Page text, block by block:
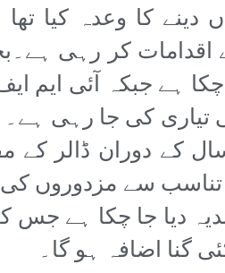
کا وعدہ کیا تھا
اقدامات کر رہی
ہے جبکہ آئی ایم
تیاری کی جا رہی ہے۔
کے دوران ڈالر کے
جبکہ اس تناسب سے
دیا جا چکا ہے
گنا اضافہ ہو گا۔